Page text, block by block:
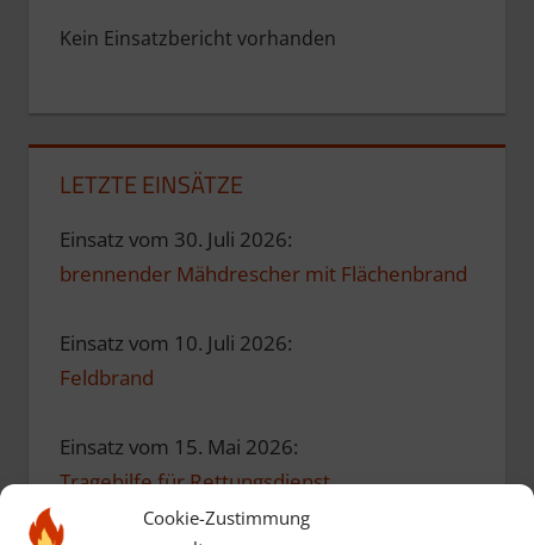
Cookie-Zustimmung
Kein Einsatzbericht vorhanden
LETZTE EINSÄTZE
Einsatz vom 30. Juli 2026:
brennender Mähdrescher mit Flächenbrand
Einsatz vom 10. Juli 2026:
Feldbrand
Einsatz vom 15. Mai 2026:
Tragehilfe für Rettungsdienst